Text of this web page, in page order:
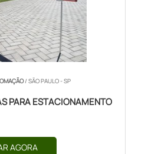
/ SÃO PAULO - SP
PARA ESTACIONAMENTO
AGORA